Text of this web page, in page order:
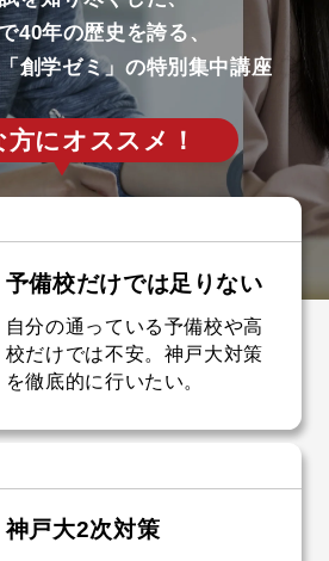
40年の歴史を誇る、
創学ゼミ」の特別集中講座
方にオススメ！
予備校だけでは足りない
自分の通っている予備校や高
校だけでは不安。神戸大対策
を徹底的に行いたい。
神戸大2次対策
11
2
3